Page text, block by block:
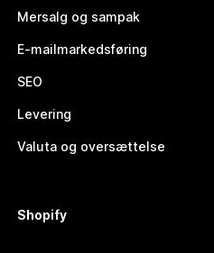
Mersalg og sampak
E-mailmarkedsføring
SEO
Levering
Valuta og oversættelse
Shopify